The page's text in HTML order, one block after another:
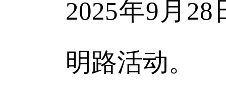
2025年9月
明路活动。